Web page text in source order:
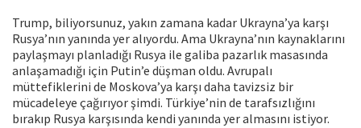
Trump, biliyorsunuz, yakın zamana kadar Ukrayna’ya karşı
Rusya’nın yanında yer alıyordu. Ama Ukrayna’nın kaynaklarını
paylaşmayı planladığı Rusya ile galiba pazarlık masasında
anlaşamadığı için Putin’e düşman oldu. Avrupalı
müttefiklerini de Moskova’ya karşı daha tavizsiz bir
mücadeleye çağırıyor şimdi. Türkiye’nin de tarafsızlığını
bırakıp Rusya karşısında kendi yanında yer almasını istiyor.